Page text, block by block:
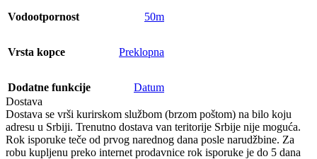
Vodootpornost 50m
Vrsta kopce Preklopna
Dodatne funkcije
Datum
Dostava
Dostava se vrši kurirskom službom (brzom poštom) na bilo koju
adresu u Srbiji. Trenutno dostava van teritorije Srbije nije moguća.
Rok isporuke teče od prvog narednog dana posle narudžbine. Za
robu kupljenu preko internet prodavnice rok isporuke je do 5 dana